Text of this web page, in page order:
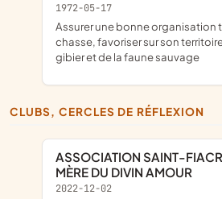
1972-05-17
assurer une bonne organisation technique de la
chasse, favoriser sur son
gibier et de la faune sauvage
CLUBS, CERCLES DE RÉFLEXION
ASSOCIATION SAINT-FIACRE COMMUNAUTÉ
MÈRE DU DIVIN AMOUR
2022-12-02